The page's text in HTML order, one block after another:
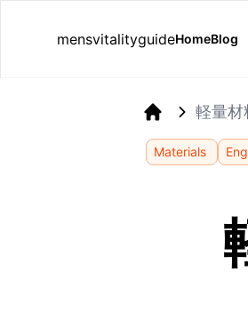
mensvitalityguideHomeBlog
軽量材
Materials